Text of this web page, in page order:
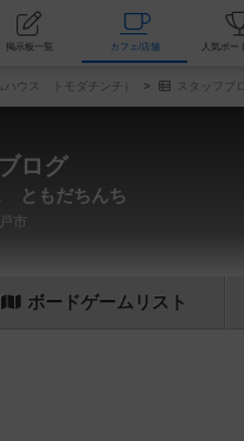
ニティ 掲示板一覧 カフ
ウス トモダチンチ） スタッフブ
ログ
ともだちんち
市
ボードゲーム リスト